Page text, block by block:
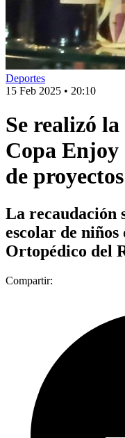
Deportes
15 Feb 2025 • 20:10
Se realizó
Copa Enjoy
de
La recaudación
escolar de
Ortopédico del
Compartir: